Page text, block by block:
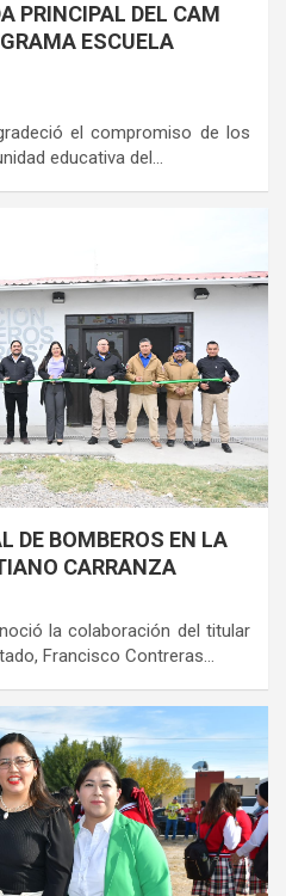
PRINCIPAL DEL CAM
ESCUELA
el compromiso de los
educativa del…
DE BOMBEROS EN LA
CARRANZA
la colaboración del titular
Francisco Contreras…